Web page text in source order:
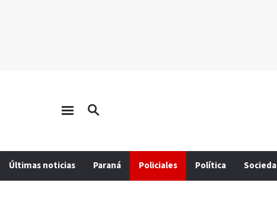
Últimas noticias Paraná Policiales Política